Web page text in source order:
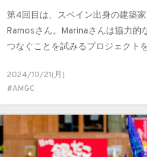
第4回目は、スペイン出身の建築
Ramosさん。Marinaさんは協力的
つなぐことを試みるプロジェクト
2024/10/21(月)
#AMGC